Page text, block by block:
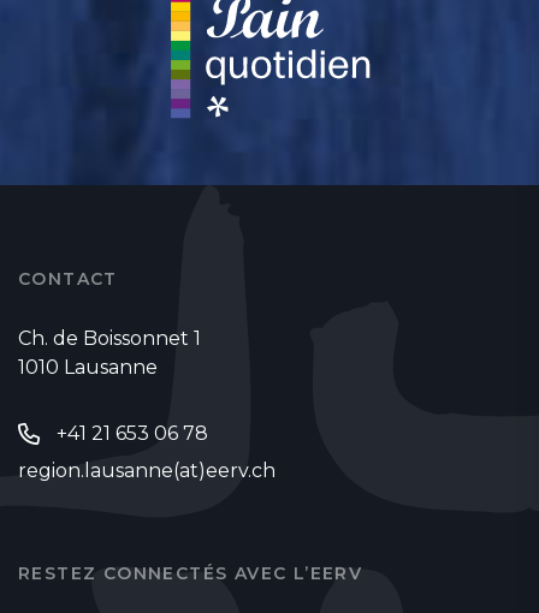
CONTACT
Ch. de Boissonnet 1
1010 Lausanne
+41 21 653 06 78
region.lausanne(at)eerv.ch
RESTEZ CONNECTÉS AVEC L’EERV